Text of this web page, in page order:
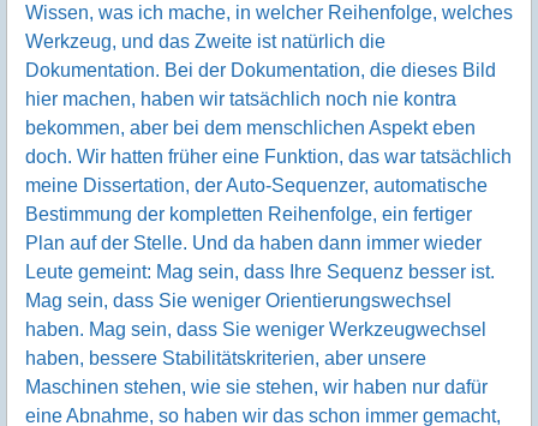
Wissen, was ich mache, in welcher Reihenfolge, welches
Werkzeug, und das Zweite ist natürlich die
Dokumentation. Bei der Dokumentation, die dieses Bild
hier machen, haben wir tatsächlich noch nie kontra
bekommen, aber bei dem menschlichen Aspekt eben
doch. Wir hatten früher eine Funktion, das war tatsächlich
meine Dissertation, der Auto-Sequenzer, automatische
Bestimmung der kompletten Reihenfolge, ein fertiger
Plan auf der Stelle. Und da haben dann immer wieder
Leute gemeint: Mag sein, dass Ihre Sequenz besser ist.
Mag sein, dass Sie weniger Orientierungswechsel
haben. Mag sein, dass Sie weniger Werkzeugwechsel
haben, bessere Stabilitätskriterien, aber unsere
Maschinen stehen, wie sie stehen, wir haben nur dafür
eine Abnahme, so haben wir das schon immer gemacht,